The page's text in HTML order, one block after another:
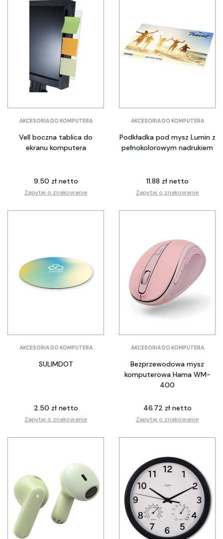
AKCESORIA DO KOMPUTERA
Vell boczna tablica do
ekranu komputera
9.50 zł netto
Zapytaj o znakowanie
AKCESORIA DO KOMPUTERA
Podkładka pod mysz Lumin z
pełnokolorowym nadrukiem
11.88 zł netto
Zapytaj o znakowanie
AKCESORIA DO KOMPUTERA
SULIMDOT
2.50 zł netto
Zapytaj o znakowanie
AKCESORIA DO KOMPUTERA
Bezprzewodowa mysz
komputerowa Hama WM-
400
46.72 zł netto
Zapytaj o znakowanie